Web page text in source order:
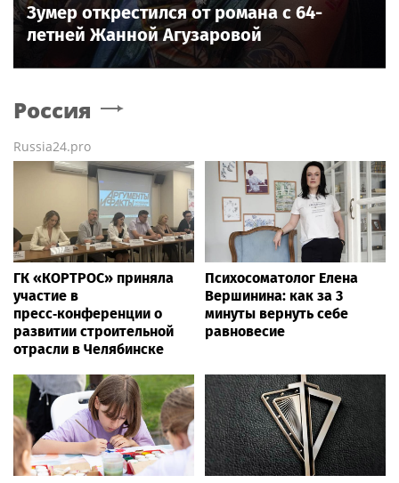
Зумер открестился от романа с 64-
летней Жанной Агузаровой
Россия
Russia24.pro
ГК «КОРТРОС» приняла
участие в
пресс‑конференции о
развитии строительной
отрасли в Челябинске
Психосоматолог Елена
Вершинина: как за 3
минуты вернуть себе
равновесие